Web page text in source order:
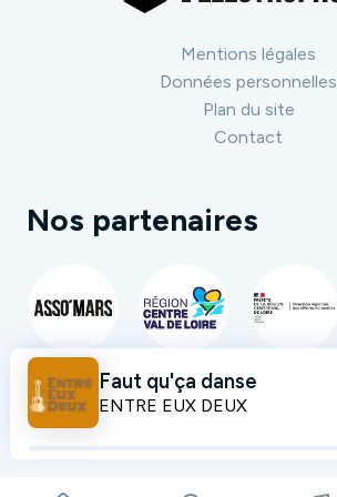
Mentions légales
Données personnelles
Plan du site
Contact
Nos partenaires
Faut qu'ça danse
ENTRE EUX DEUX